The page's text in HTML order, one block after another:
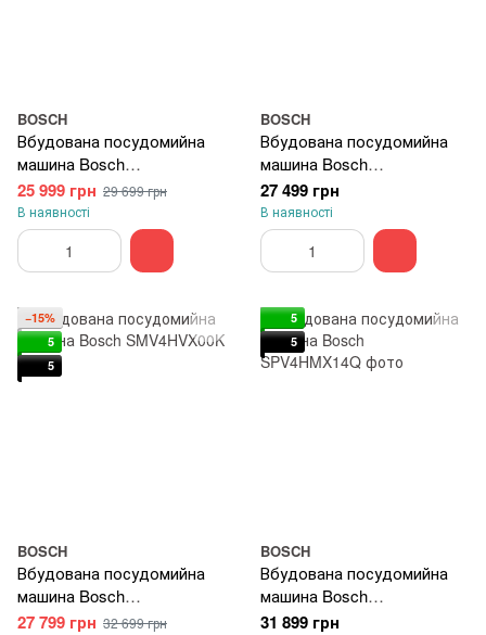
BOSCH
Вбудована посудомийна
машина Bosch
SPV4HMX65K-rv
25 999 грн 29 699 грн
В наявності
BOSCH
Вбудована посудомийна
машина Bosch
SMV26EX14K
27 499 грн
В наявності
−15%
5
5
BOSCH
Вбудована посудомийна
машина Bosch
SMV4HVX00K
27 799 грн 32 699 грн
5
5
BOSCH
Вбудована посудомийна
машина Bosch
SPV4HMX14Q
31 899 грн